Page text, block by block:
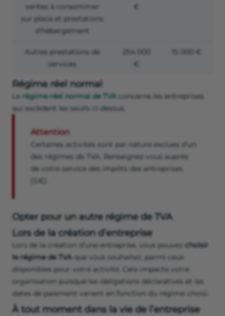
ventes à consommer
sur place et prestations
d'hébergement
€
Autres prestations de
services
254 000
€
15 000 €
Régime réel normal
Le régime réel normal de TVA concerne les entreprises
qui excèdent les seuils ci-dessus.
Attention
Certaines activités sont par nature exclues d’un
des régimes de TVA. Renseignez-vous auprès
de votre service des impôts des entreprises
(SIE).
Opter pour un autre régime de TVA
Lors de la création d’entreprise
Lors de la création d’une entreprise, vous pouvez choisir
le régime de TVA que vous souhaitez, parmi ceux
disponibles pour votre activité. Cela impacte votre
organisation puisque les obligations déclaratives et les
dates de paiement varient en fonction du régime choisi.
À tout moment dans la vie de l’entreprise